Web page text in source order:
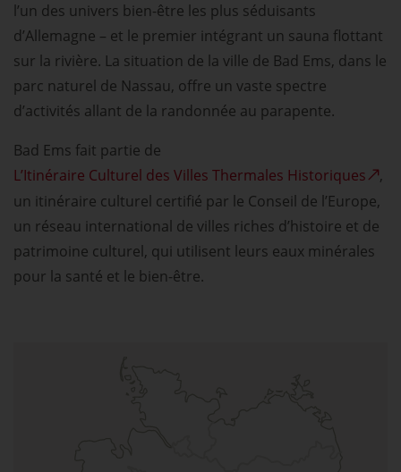
l’un des univers bien-être les plus séduisants
d’Allemagne – et le premier intégrant un sauna flottant
sur la rivière. La situation de la ville de Bad Ems, dans le
parc naturel de Nassau, offre un vaste spectre
d’activités allant de la randonnée au parapente.
Bad Ems fait partie de
L’Itinéraire Culturel des Villes Thermales Historiques
,
un itinéraire culturel certifié par le Conseil de l’Europe,
un réseau international de villes riches d’histoire et de
patrimoine culturel, qui utilisent leurs eaux minérales
pour la santé et le bien-être.